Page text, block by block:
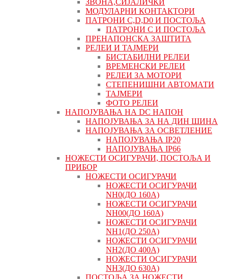
ЗВОНА,СИЈАЛИЧКИ
МОДУЛАРНИ КОНТАКТОРИ
ПАТРОНИ C,D,D0 И ПОСТОЉА
ПАТРОНИ C И ПОСТОЉА
ПРЕНАПОНСКА ЗАШТИТА
РЕЛЕИ И ТАЈМЕРИ
БИСТАБИЛНИ РЕЛЕИ
ВРЕМЕНСКИ РЕЛЕИ
РЕЛЕИ ЗА МОТОРИ
СТЕПЕНИШНИ АВТОМАТИ
ТАЈМЕРИ
ФОТО РЕЛЕИ
НАПОЈУВАЊА НА DC НАПОН
НАПОЈУВАЊА ЗА НА ДИН ШИНА
НАПОЈУВАЊА ЗА ОСВЕТЛЕНИЕ
НАПОЈУВАЊА IP20
НАПОЈУВАЊА IP66
НОЖЕСТИ ОСИГУРАЧИ, ПОСТОЉА И
ПРИБОР
НОЖЕСТИ ОСИГУРАЧИ
НОЖЕСТИ ОСИГУРАЧИ
NH0(ДО 160А)
НОЖЕСТИ ОСИГУРАЧИ
NH00(ДО 160А)
НОЖЕСТИ ОСИГУРАЧИ
NH1(ДО 250А)
НОЖЕСТИ ОСИГУРАЧИ
NH2(ДО 400А)
НОЖЕСТИ ОСИГУРАЧИ
NH3(ДО 630А)
ПОСТОЉА ЗА НОЖЕСТИ